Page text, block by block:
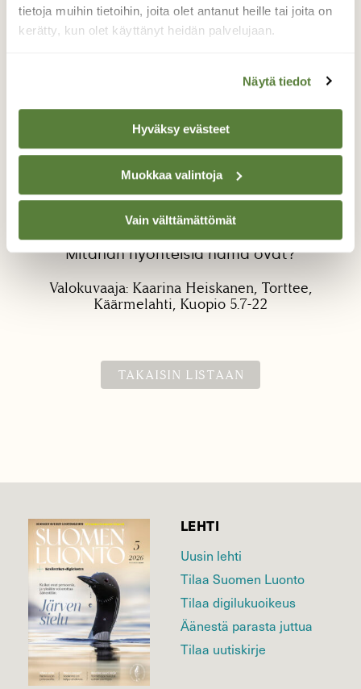
tietoja muihin tietoihin, joita olet antanut heille tai joita on
kerätty, kun olet käyttänyt heidän palvelujaan.
Näytä tiedot
Hyväksy evästeet
Muokkaa valintoja
Vain välttämättömät
Kukissa nukkujat
Huomasin pihan tarha-alpien kukissa ennen
sadekuuroa hyönteisiä kuin lepäämässä ja
nappasin kuvan. Olen aikaisin aamulla
nähnyt vastaavaa esim. niittyleinikin kukalla.
Mitähän hyönteisiä nämä ovat?
Valokuvaaja: Kaarina Heiskanen, Torttee,
Käärmelahti, Kuopio 5.7-22
TAKAISIN LISTAAN
LEHTI
Uusin lehti
Tilaa Suomen Luonto
Tilaa digilukuoikeus
Äänestä parasta juttua
Tilaa uutiskirje